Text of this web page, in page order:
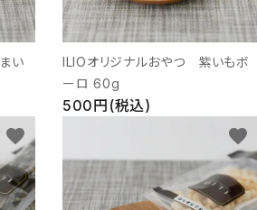
い
ILIOオリジナルおやつ 紫いもボ
ーロ 60g
500円(税込)
favorite favorite